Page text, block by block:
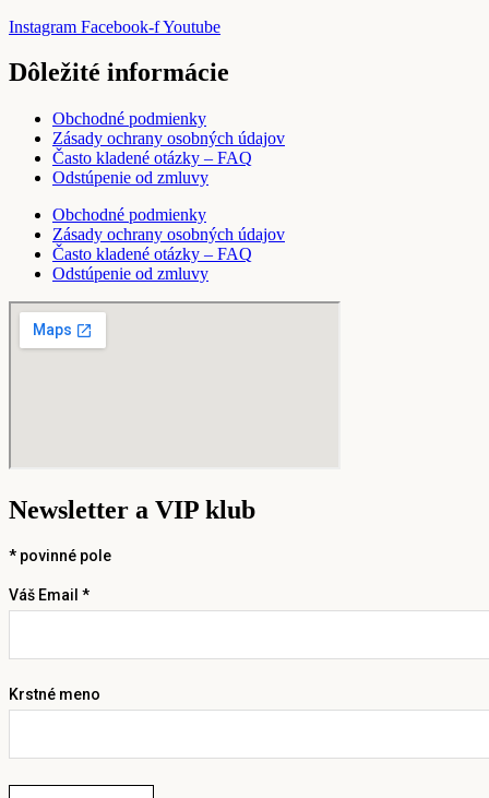
Instagram Facebook-fYoutube
Dôležité informácie
Obchodné podmienky
Zásady ochrany osobných údajov
Často kladené otázky – FAQ
Odstúpenie od zmluvy
Obchodné podmienky
Zásady ochrany osobných údajov
Často kladené otázky – FAQ
Odstúpenie od zmluvy
Newsletter a VIP klub
* povinné pole
Váš Email *
Krstné meno